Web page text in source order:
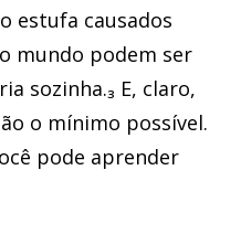
estufa causados
mundo podem ser
sozinha.₃ E, claro,
o mínimo possível.
pode aprender